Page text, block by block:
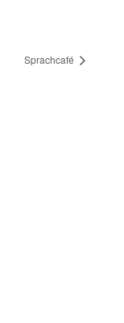
Sprachcafé